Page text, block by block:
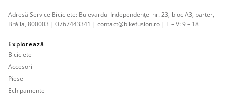
Adresă Service Biciclete: Bulevardul Independenței nr. 23, bloc A3, parter,
Brăila, 800003 | 0767443341 | contact@bikefusion.ro | L – V: 9 – 18
Explorează
Biciclete
Accesorii
Piese
Echipamente